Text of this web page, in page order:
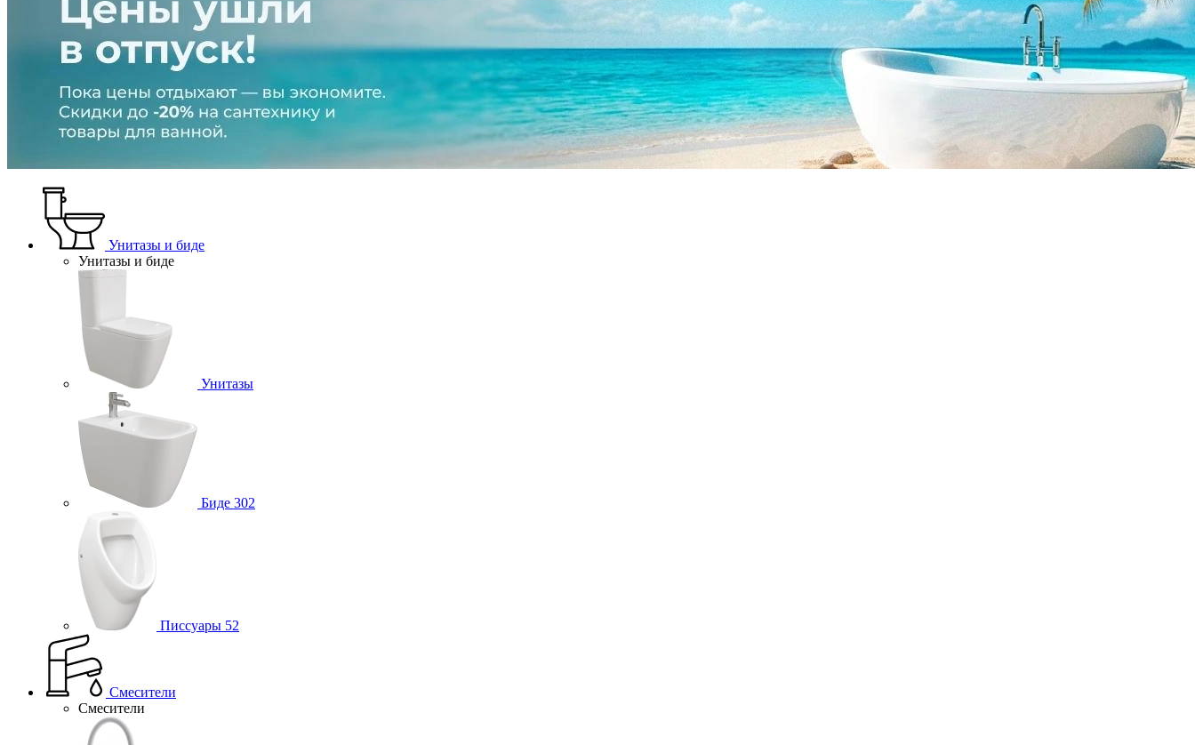
Унитазы и биде
Унитазы и биде
Унитазы
Биде 302
Писсуары 52
Смесители
Смесители